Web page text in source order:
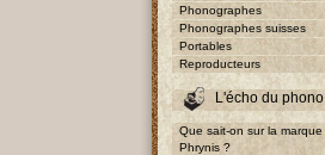
Phonographes
Phonographes suisses
Portables
Reproducteurs
L'écho du phono
Que sait-on sur la marque
Phrynis ?